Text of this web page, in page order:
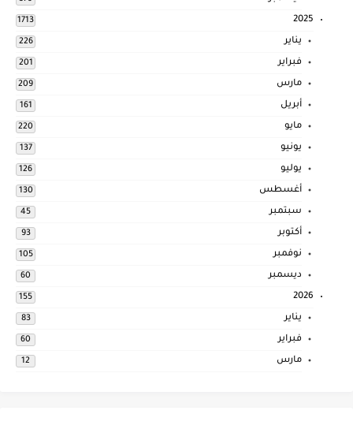
2025
1713
يناير 226
فبراير 201
مارس 209
أبريل 161
مايو 220
يونيو 137
يوليو 126
أغسطس 130
سبتمبر 45
أكتوبر 93
نوفمبر 105
ديسمبر 60
2026
155
يناير 83
فبراير 60
مارس 12